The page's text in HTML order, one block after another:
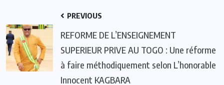
PREVIOUS
REFORME DE L’ENSEIGNEMENT
SUPERIEUR PRIVE AU TOGO : Une réforme
à faire méthodiquement selon L’honorable
Innocent KAGBARA